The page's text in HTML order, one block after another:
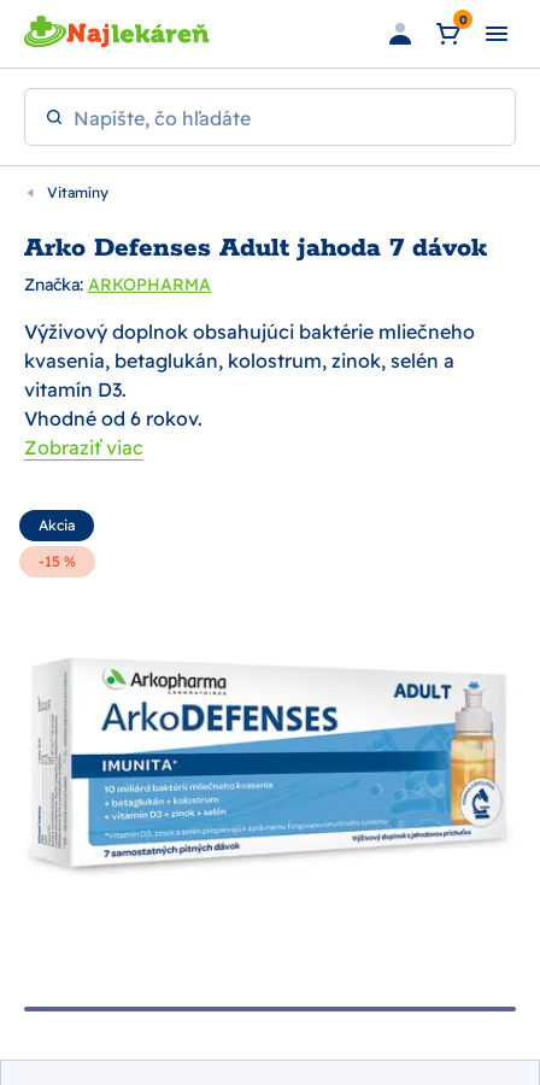
Preskočiť na hlavný obsah 0
Napíšte, čo hľadáte
Vitamíny
Arko Defenses Adult jahoda 7 dávok
Značka: ARKOPHARMA
Výživový doplnok obsahujúci baktérie mliečneho
kvasenia, betaglukán, kolostrum, zinok, selén a
vitamín D3.
Vhodné od 6 rokov.
Zobraziť viac
Akcia
-15 %